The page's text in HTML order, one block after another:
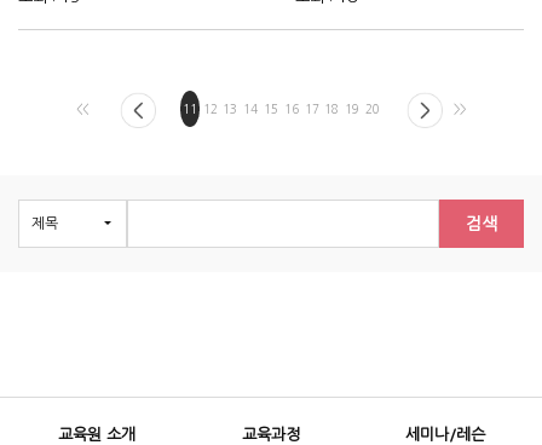
<< 11 12 13 14 15 16 17 18 19 20 >>
검색
교육원 소개 교육과정 세미나/레슨